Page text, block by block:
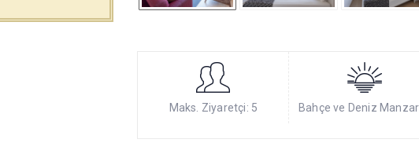
Maks. Ziyaretçi: 5 Bahçe ve Deniz